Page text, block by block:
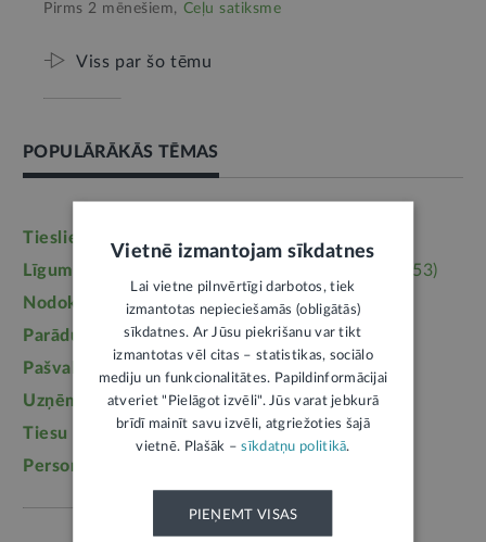
Pirms 2 mēnešiem, Ceļu satiksme
Viss par šo tēmu
POPULĀRĀKĀS TĒMAS
Tieslietas
Līgumi, dokumenti
(3953)
Nodokļi
(3710) Mājoklis(3142)
Parādu piedziņa(2557) Labklājība(2254)
Pašvaldības(2217) Uzturlīdzekļi (1457)
Uzņēmējdarbība(1355) Ģimene(1241)
Tiesu sistēma(1099) Izglītība(1095)
Personas dati
Vietnē izmantojam sīkdatnes
Lai vietne pilnvērtīgi darbotos, tiek
izmantotas nepieciešamās (obligātās)
sīkdatnes. Ar Jūsu piekrišanu var tikt
izmantotas vēl citas – statistikas, sociālo
mediju un funkcionalitātes. Papildinformācijai
atveriet "Pielāgot izvēli". Jūs varat jebkurā
brīdī mainīt savu izvēli, atgriežoties šajā
vietnē. Plašāk –sīkdatņu politikā.
PIEŅEMT VISAS